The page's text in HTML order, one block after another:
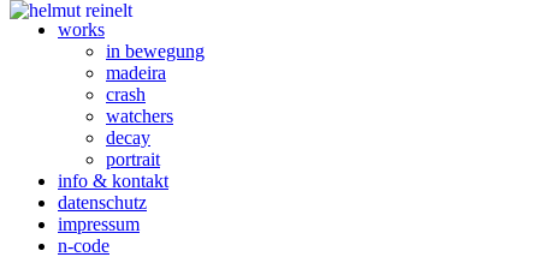
works
in bewegung
madeira
crash
watchers
decay
portrait
info & kontakt
datenschutz
impressum
n-code